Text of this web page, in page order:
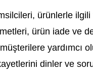
ürünlerle
ürün iade ve
yardımcı
dinler ve